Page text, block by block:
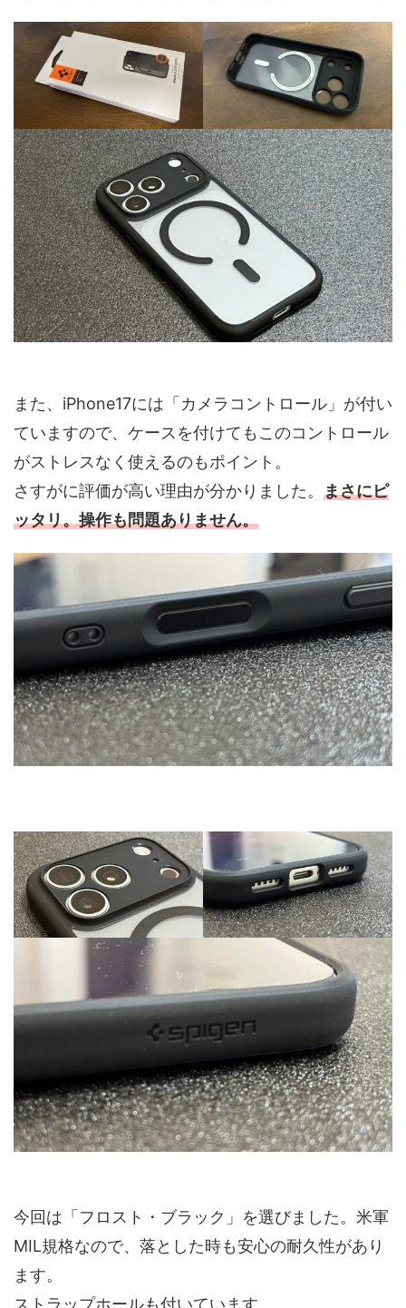
また、iPhone17には「カメラコントロール」が付い
ていますので、ケースを付けてもこのコントロール
がストレスなく使えるのもポイント。
さすがに評価が高い理由が分かりました。 まさにピ
ッタリ。操作も問題ありません。
今回は「フロスト・ブラック」を選びました。米軍
MIL規格なので、落とした時も安心の耐久性があり
ます。
ストラップホールも付いています。